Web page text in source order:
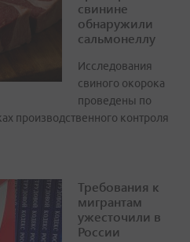
свинине
обнаружили
сальмонеллу
Исследования
свиного окорока
проведены по
производственного контроля
Требования к
мигрантам
ужесточили в
России